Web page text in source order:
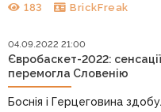
183 BrickFreak
04.09.2022 21:00
Євробаскет-2022:
перемогла Словенію
Боснія і Герцеговина